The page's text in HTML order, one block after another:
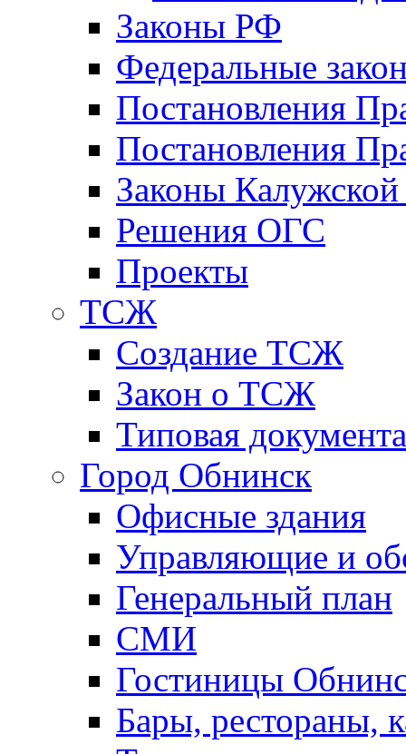
Законы РФ
Федеральные
Постановления
Постановления
Законы Калужской
Решения ОГС
Проекты
ТСЖ
Создание ТСЖ
Закон о ТСЖ
Типовая
Город Обнинск
Офисные здания
Управляющие и
Генеральный план
СМИ
Гостиницы
Бары, рестораны,